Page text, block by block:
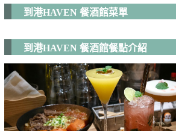
到港HAVEN 餐酒館菜單
到港HAVEN 餐酒館餐點介紹